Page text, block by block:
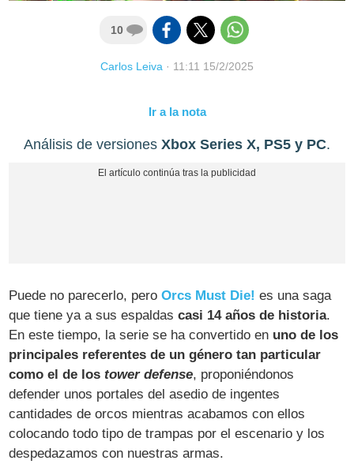
10
Carlos Leiva · 11:11 15/2/2025
Ir a la nota
Análisis de versiones Xbox Series X, PS5 y PC.
Puede no parecerlo, peroOrcs Must Die! es una saga
que tiene ya a sus espaldascasi 14 años de historia.
En este tiempo, la serie se ha convertido en uno de los
principales referentes de un género tan particular
como el de lostower defense, proponiéndonos
defender unos portales del asedio de ingentes
cantidades de orcos mientras acabamos con ellos
colocando todo tipo de trampas por el escenario y los
despedazamos con nuestras armas.